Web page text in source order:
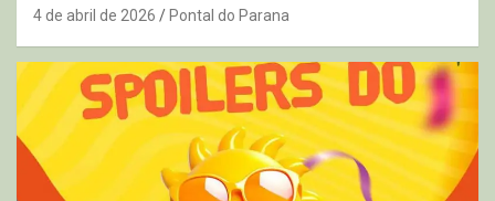
4 de abril de 2026 Pontal do Parana